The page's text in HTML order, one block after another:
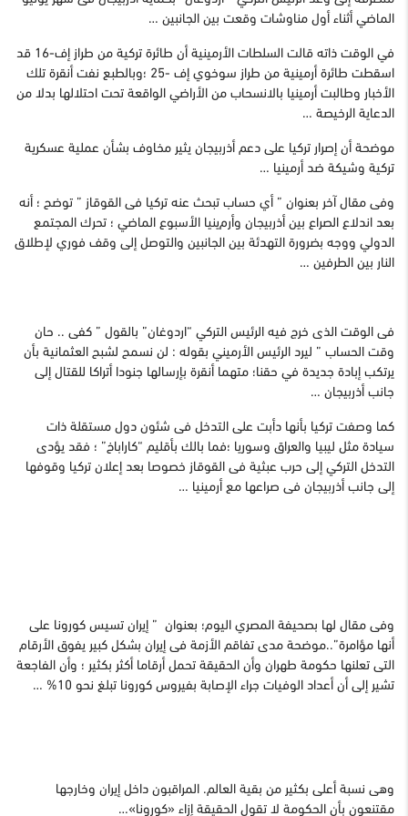
الماضي أثناء أول مناوشات وقعت بين الجانبين …
في الوقت ذاته قالت السلطات الأرمينية أن طائرة تركية من طراز إف-16 قد
اسقطت طائرة أرمينية من طراز سوخوي إف -25 ؛وبالطبع نفت أنقرة تلك
الأخبار وطالبت أرمينيا بالانسحاب من الأراضي الواقعة تحت احتلالها بدلا من
الدعاية الرخيصة …
موضحة أن إصرار تركيا على دعم أذربيجان يثير مخاوف بشأن عملية عسكرية
تركية وشيكة ضد أرمينيا …
وفى مقال آخر بعنوان ” أي حساب تبحث عنه تركيا فى القوقاز ” توضح ؛ أنه
بعد اندلاع الصراع بين أذربيجان وأرمينيا الأسبوع الماضي ؛ تحرك المجتمع
الدولي ووجه بضرورة التهدئة بين الجانبين والتوصل إلى وقف فوري لإطلاق
النار بين الطرفين …
فى الوقت الذى خرج فيه الرئيس التركي “اردوغان” بالقول ” كفى .. حان
وقت الحساب ” ليرد الرئيس الأرميني بقوله : لن نسمح لشبح العثمانية بأن
يرتكب إبادة جديدة في حقنا؛ متهما أنقرة بإرسالها جنودا أتراكا للقتال إلى
جانب أذربيجان …
كما وصفت تركيا بأنها دأبت على التدخل فى شئون دول مستقلة ذات
سيادة مثل ليبيا والعراق وسوريا ؛فما بالك بأقليم “كاراباخ” ؛ فقد يؤدى
التدخل التركي إلى حرب عبثية فى القوقاز خصوصا بعد إعلان تركيا وقوفها
إلى جانب أذربيجان فى صراعها مع أرمينيا …
وفى مقال لها بصحيفة المصري اليوم؛ بعنوان ” إيران تسيس كورونا على
أنها مؤامرة”..موضحة مدى تفاقم الأزمة فى إيران بشكل كبير يفوق الأرقام
التى تعلنها حكومة طهران وأن الحقيقة تحمل أرقاما أكثر بكثير ؛ وأن الفاجعة
تشير إلى أن أعداد الوفيات جراء الإصابة بفيروس كورونا تبلغ نحو 10% …
وهى نسبة أعلى بكثير من بقية العالم. المراقبون داخل إيران وخارجها
مقتنعون بأن الحكومة لا تقول الحقيقة إزاء «كورونا»…